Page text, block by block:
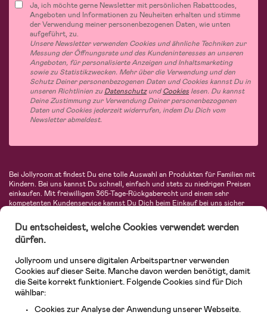
Ja, ich möchte gerne Newsletter mit persönlichen Rabattcodes,
Angeboten und Informationen zu Neuheiten erhalten und stimme
der Verwendung meiner personenbezogenen Daten, wie unten
aufgeführt, zu.
Unsere Newsletter verwenden Cookies und ähnliche Techniken zur
Messung der Öffnungsrate und des Kundeninteresses an unseren
Angeboten, für personalisierte Anzeigen und Inhaltsmarketing
sowie zu Statistikzwecken. Mehr über die Verwendung und den
Schutz Deiner personenbezogenen Daten und Cookies kannst Du in
unseren Richtlinien zu DatenschutzundCookies lesen. Du kannst
Deine Zustimmung zur Verwendung Deiner personenbezogenen
Daten und Cookies jederzeit widerrufen, indem Du Dich vom
Newsletter abmeldest.
Bei Jollyroom.at findest Du eine tolle Auswahl an Produkten für Familien mit
Kindern. Bei uns kannst Du schnell, einfach und stets zu niedrigen Preisen
einkaufen. Mit freiwilligem 365-Tage-Rückgaberecht und einem sehr
kompetenten Kundenservice kannst Du Dich beim Einkauf bei uns sicher
Autositze, Kinder- und Babymode, Produkte für Mütter und eine Menge
fantastischer Einrichtungsgegenstände, Spielsachen, Babyprodukte und
vieles mehr. Wir haben Produkte von bekannten Herstellern wie Britax, Maxi-
Avent, Jack Wolfskin, Cybex, LEGO und vielen mehr. Schau Dich um in
unserem vielfältigen Onlineshop für Kinder & Babys. Willkommen!
Du entscheidest, welche Cookies verwendet werden
dürfen.
Jollyroom und unsere digitalen Arbeitspartner verwenden
Cookies auf dieser Seite. Manche davon werden benötigt, damit
die Seite korrekt funktioniert. Folgende Cookies sind für Dich
wählbar:
Cookies zur Analyse der Anwendung unserer Webseite.